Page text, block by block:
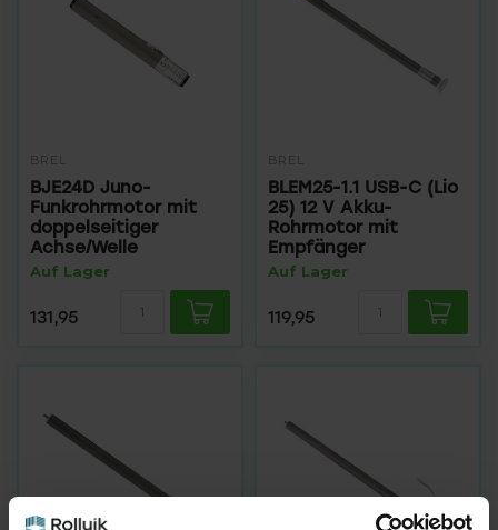
BREL
BJE24D Juno-
Funkrohrmotor mit
doppelseitiger
Achse/Welle
Auf Lager
131,95
BREL
BLEM25-1.1 USB-C (Lio
25) 12 V Akku-
Rohrmotor mit
Empfänger
Auf Lager
119,95